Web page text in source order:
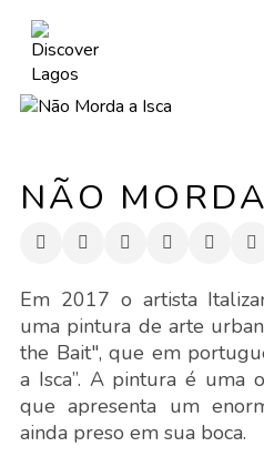
NÃO
Em 2017 o artista
uma pintura de arte
the Bait", que em
a Isca”. A pintura é uma
que apresenta um
ainda preso em sua boca.